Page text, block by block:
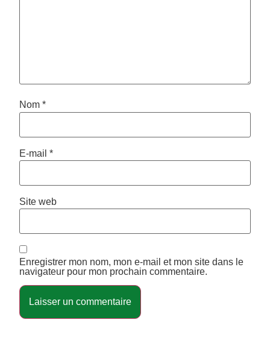
Nom*
E-mail*
Site web
Enregistrer mon nom, mon e-mail et mon site dans le
navigateur pour mon prochain commentaire.